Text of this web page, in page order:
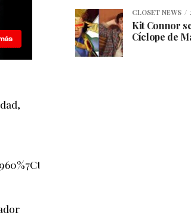
CLOSET NEWS
Kit Connor
Cíclope de